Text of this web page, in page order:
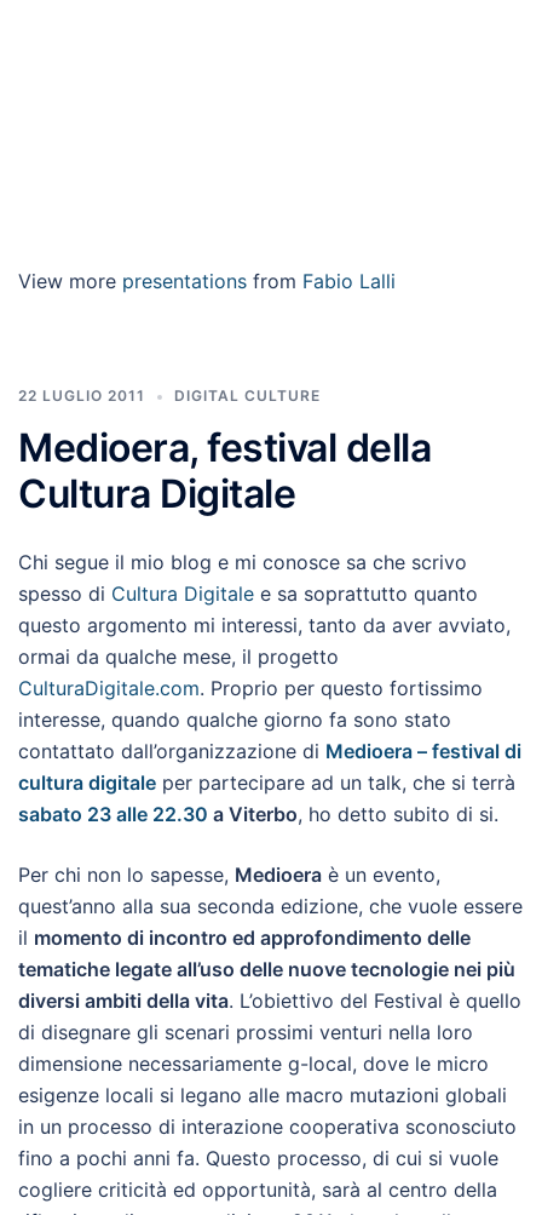
View more presentations from Fabio Lalli
22 LUGLIO 2011 DIGITAL CULTURE
Medioera, festival della
Cultura Digitale
Chi segue il mio blog e mi conosce sa che scrivo
spesso di Cultura Digitale e sa soprattutto quanto
questo argomento mi interessi, tanto da aver avviato,
ormai da qualche mese, il progetto
CulturaDigitale.com. Proprio per questo fortissimo
interesse, quando qualche giorno fa sono stato
contattato dall’organizzazione di Medioera – festival di
cultura digitale per partecipare ad un talk, che si terrà
sabato 23 alle 22.30 a Viterbo, ho detto subito di si.
Per chi non lo sapesse, Medioera è un evento,
quest’anno alla sua seconda edizione, che vuole essere
il momento di incontro ed approfondimento delle
tematiche legate all’uso delle nuove tecnologie nei più
diversi ambiti della vita. L’obiettivo del Festival è quello
di disegnare gli scenari prossimi venturi nella loro
dimensione necessariamente g-local, dove le micro
esigenze locali si legano alle macro mutazioni globali
in un processo di interazione cooperativa sconosciuto
fino a pochi anni fa. Questo processo, di cui si vuole
cogliere criticità ed opportunità, sarà al centro della